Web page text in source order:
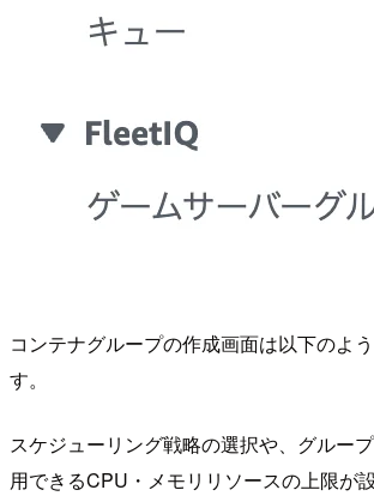
コンテナグループの作成画面は以下のよ
す。
スケジューリング戦略の選択や、グルー
用できるCPU・メモリリソースの上限が